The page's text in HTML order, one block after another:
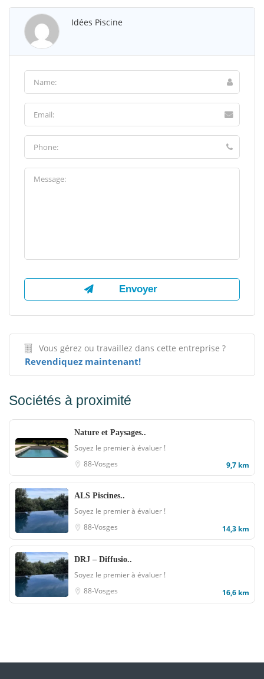
Idées Piscine
Vous gérez ou travaillez dans cette entreprise ?
Revendiquez maintenant!
Sociétés à proximité
Nature et Paysages..
Soyez le premier à évaluer !
88-Vosges
9,7 km
ALS Piscines..
Soyez le premier à évaluer !
88-Vosges
14,3 km
DRJ – Diffusio..
Soyez le premier à évaluer !
88-Vosges
16,6 km